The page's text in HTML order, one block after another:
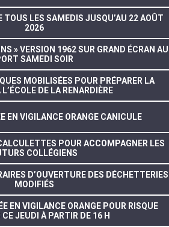
TOUS LES SAMEDIS JUSQU’AU 22 AOÛT
2026
» VERSION 1962 SUR GRAND ÉCRAN AU
SAMEDI SOIR
MOBILISÉES POUR PRÉPARER LA
L’ÉCOLE DE LA RENARDIÈRE
EN VIGILANCE ORANGE CANICULE
POUR ACCOMPAGNER LES
COLLÉGIENS
D’OUVERTURE DES DÉCHETTERIES
MODIFIÉS
EN VIGILANCE ORANGE POUR RISQUE
CE JEUDI À PARTIR DE 16 H